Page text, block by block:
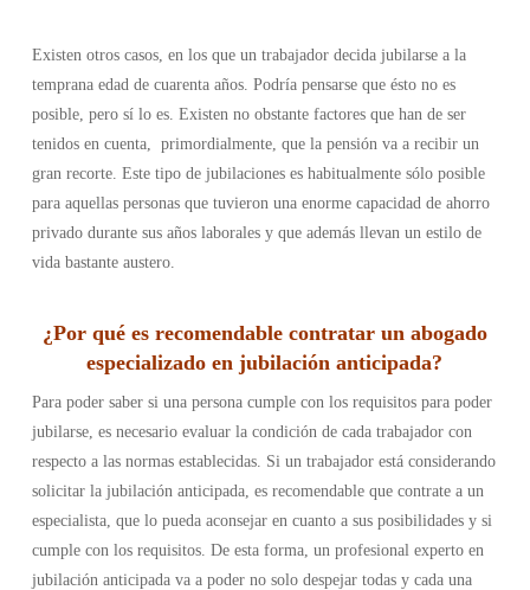
Existen otros casos, en los que un trabajador decida jubilarse a la
temprana edad de cuarenta años. Podría pensarse que ésto no es
posible, pero sí lo es. Existen no obstante factores que han de ser
tenidos en cuenta, primordialmente, que la pensión va a recibir un
gran recorte. Este tipo de jubilaciones es habitualmente sólo posible
para aquellas personas que tuvieron una enorme capacidad de ahorro
privado durante sus años laborales y que además llevan un estilo de
vida bastante austero.
¿Por qué es recomendable contratar un abogado
especializado en jubilación anticipada?
Para poder saber si una persona cumple con los requisitos para poder
jubilarse, es necesario evaluar la condición de cada trabajador con
respecto a las normas establecidas. Si un trabajador está considerando
solicitar la jubilación anticipada, es recomendable que contrate a un
especialista, que lo pueda aconsejar en cuanto a sus posibilidades y si
cumple con los requisitos. De esta forma, un profesional experto en
jubilación anticipada va a poder no solo despejar todas y cada una